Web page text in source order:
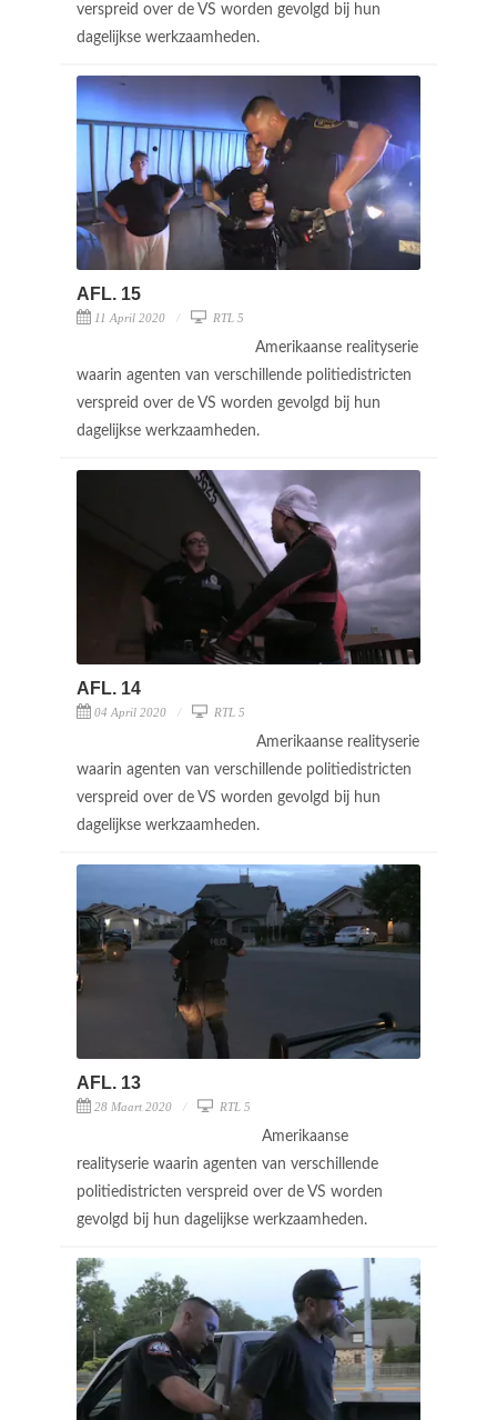
verspreid over de VS worden gevolgd bij hun
dagelijkse werkzaamheden.
AFL. 15
11 April 2020 RTL 5
Amerikaanse realityserie
waarin agenten van verschillende politiedistricten
verspreid over de VS worden gevolgd bij hun
dagelijkse werkzaamheden.
AFL. 14
04 April 2020 RTL 5
Amerikaanse realityserie
waarin agenten van verschillende politiedistricten
verspreid over de VS worden gevolgd bij hun
dagelijkse werkzaamheden.
AFL. 13
28 Maart 2020 RTL 5
Amerikaanse
realityserie waarin agenten van verschillende
politiedistricten verspreid over de VS worden
gevolgd bij hun dagelijkse werkzaamheden.